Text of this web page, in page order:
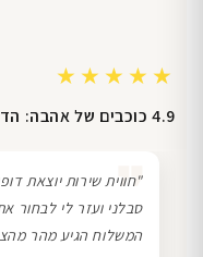
★★★★★
4.9 כוכבים של אהבה: הדירוג הממוצע מלקוחות מאושרים
❞
סבלני ועזר לי לבחור
המשלוח הגיע מהר